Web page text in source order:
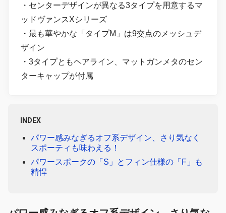
・センターデザインが異なる3タイプを用意するマ
ッドヴァンスXシリーズ
・最も華やかな「タイプM」は9交点のメッシュデ
ザイン
・3タイプともヘアライン、マットガンメタのセン
ターキャップが付属
INDEX
パワー感みなぎるオフ系デザイン、さり気なく
スポーティも味わえる！
パワースポークの「S」とフィン仕様の「F」も
精悍